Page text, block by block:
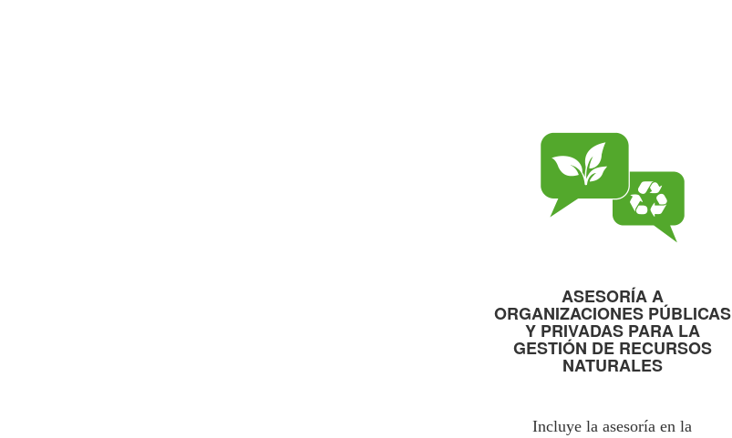
ASESORÍA A
ORGANIZACIONES PÚBLICAS
Y PRIVADAS PARA LA
GESTIÓN DE RECURSOS
NATURALES
Incluye la asesoría en la